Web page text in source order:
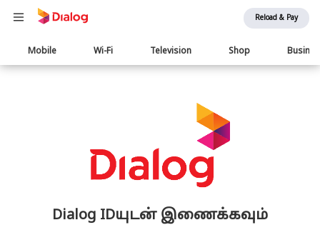
Reload & Pay
Main
navigation
Mobile Wi-Fi Television Shop
Dialog IDயுடன் இணைக்கவும்